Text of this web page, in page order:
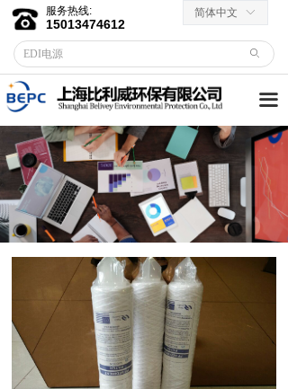
끀
首页
关于我们
客户服务
→ 合作伙伴
→资料下载
产品中心
→ EDI膜堆
→ EDI电源
→ 滤芯滤料
→RO反渗透膜
服务热线:
15013474612
ꄙ
ꀅ
简体中文